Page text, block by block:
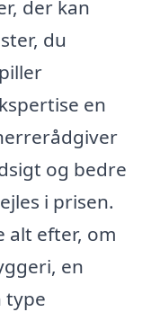
der kan
du
en
og bedre
i prisen.
alt efter, om
en
type